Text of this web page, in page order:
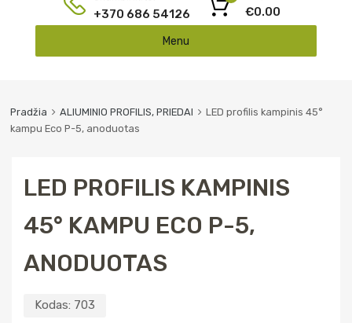
+370 686 54126 €0.00
Menu
Pradžia ALIUMINIO PROFILIS, PRIEDAI
LED profilis kampinis 45°
kampu Eco P-5, anoduotas
LED PROFILIS KAMPINIS
45° KAMPU ECO P-5,
ANODUOTAS
Kodas: 703